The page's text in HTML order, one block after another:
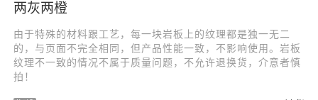
两灰两橙
由于特殊的材料跟工艺，每一块岩板上的纹理都是独一无二
的，与页面不完全相同，但产品性能一致，不影响使用。岩板
纹理不一致的情况不属于质量问题，不允许退换货，介意者慎
拍！